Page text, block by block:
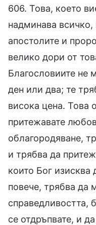
606. Това, което
надминава
апостолите и
велико дори от
Благословиите не
ден или два; те
висока цена. Това
притежавате
облагородяване,
и трябва да
които Бог изисква
повече, трябва да
справедливостта,
се отдръпвате, и